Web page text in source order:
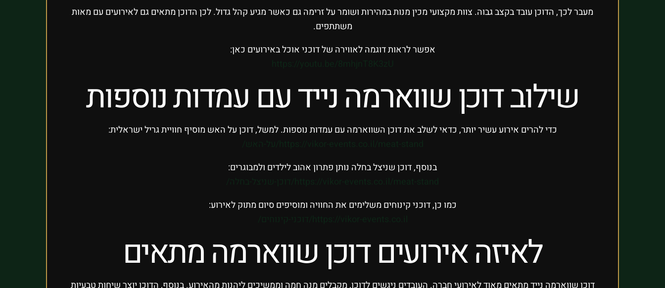
מעבר לכך, הדוכן עובד בקצב גבוה. צוות מקצועי מכין מנות במהירות ושומר על זרימה גם כאשר מגיע קהל גדול. לכן הדוכן מתאים גם לאירועים עם מאות
משתתפים.
אפשר לראות דוגמה לאווירה של דוכני אוכל באירועים כאן:
שילוב דוכן שווארמה נייד עם עמדות נוספות
כדי להרים אירוע עשיר יותר, כדאי לשלב את דוכן השווארמה עם עמדות נוספות. למשל, דוכן על האש מוסיף חוויית גריל ישראלית:
בנוסף, דוכן שניצל בחלה נותן פתרון אהוב לילדים ולמבוגרים:
כמו כן, דוכני קינוחים משלימים את החוויה ומוסיפים סיום מתוק לאירוע:
לאיזה אירועים דוכן שווארמה מתאים
דוכן שווארמה נייד מתאים מאוד לאירועי חברה. העובדים ניגשים לדוכן, מקבלים מנה חמה וממשיכים ליהנות מהאירוע. בנוסף, הדוכן יוצר שיחות טבעיות